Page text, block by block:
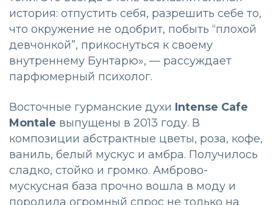
история: отпустить себя, разрешить себе то,
что окружение не одобрит, побыть “плохой
девчонкой”, прикоснуться к своему
внутреннему Бунтарю», — рассуждает
парфюмерный психолог.
Восточные гурманские духи Intense Cafe
Montale выпущены в 2013 году. В
композиции абстрактные цветы, роза, кофе,
ваниль, белый мускус и амбра. Получилось
сладко, стойко и громко. Амброво-
мускусная база прочно вошла в моду и
породила огромный спрос не только на